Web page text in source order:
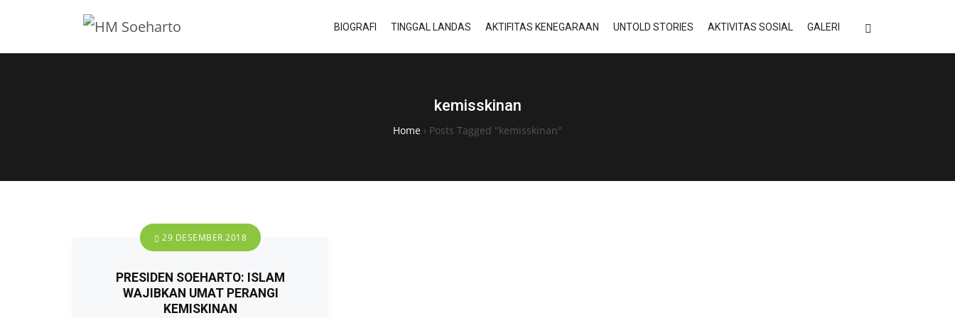
BIOGRAFI TINGGAL LANDAS AKTIFITAS KENEGARAAN UNTOLD STORIES AKTIVITAS SOSIAL GALERI
kemisskinan
Home › Posts Tagged "kemisskinan"
29 DESEMBER 2018
PRESIDEN SOEHARTO: ISLAM
WAJIBKAN UMAT PERANGI
KEMISKINAN